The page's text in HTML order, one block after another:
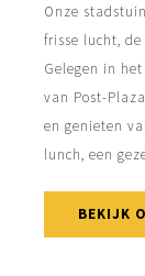
Onze
frisse lucht,
Gelegen in
van Post-
en genieten
lunch, een
BEKIJK